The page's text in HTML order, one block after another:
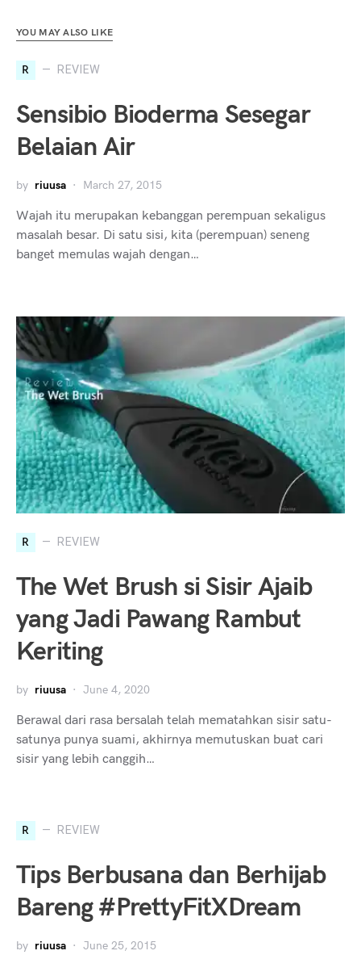
YOU MAY ALSO LIKE
R REVIEW
Sensibio Bioderma Sesegar
Belaian Air
by riuusa March 27, 2015
Wajah itu merupakan kebanggan perempuan sekaligus
masalah besar. Di satu sisi, kita (perempuan) seneng
banget memulas wajah dengan…
R REVIEW
The Wet Brush si Sisir Ajaib
yang Jadi Pawang Rambut
Keriting
by riuusa June 4, 2020
Berawal dari rasa bersalah telah mematahkan sisir satu-
satunya punya suami, akhirnya memutuskan buat cari
sisir yang lebih canggih…
R REVIEW
Tips Berbusana dan Berhijab
Bareng #PrettyFitXDream
by riuusa June 25, 2015